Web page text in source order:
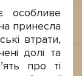
принесла
втрати,
долі та
про ті